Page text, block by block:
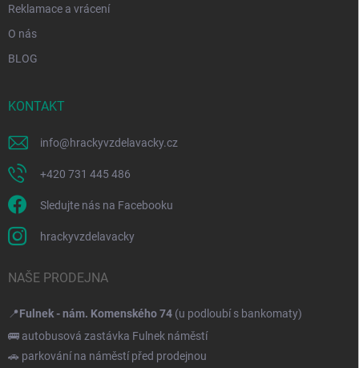
Reklamace a vrácení
O nás
BLOG
KONTAKT
info@hrackyvzdelavacky.cz
+420 731 445 486
Sledujte nás na Facebooku
hrackyvzdelavacky
NAŠE PRODEJNA
📍Fulnek - nám. Komenského 74 (u podloubí s bankomaty)
🚌 autobusová zastávka Fulnek náměstí
🚗 parkování na náměstí před prodejnou